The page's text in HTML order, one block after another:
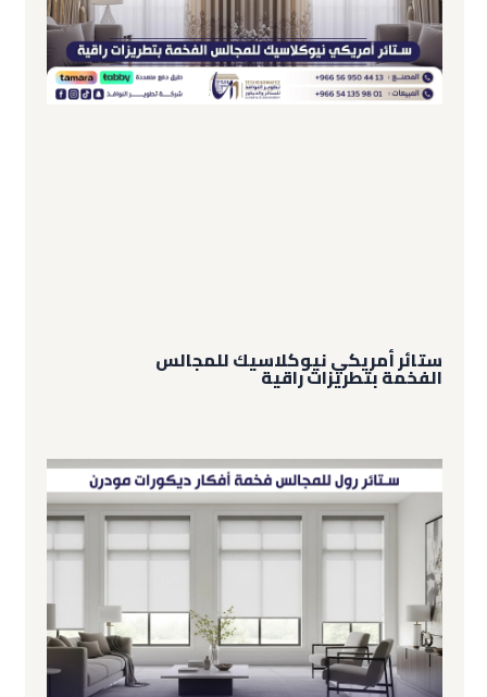
ستائر أمريكي نيوكلاسيك للمجالس
الفخمة بتطريزات راقية